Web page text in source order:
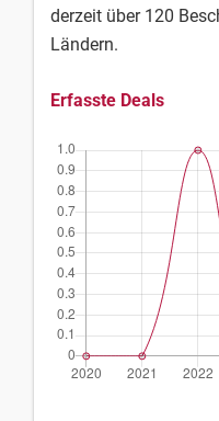
derzeit über 120
Ländern.
Erfasste Deals